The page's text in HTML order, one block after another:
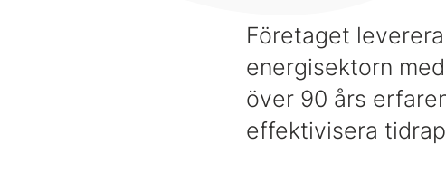
Företaget
energisektorn
över 90 års
effektivisera